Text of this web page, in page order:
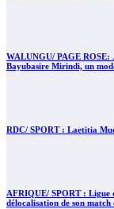
WALUNGU/ PAGE ROSE:
Bayubasire Mirindi, un
RDC/ SPORT : Laetitia
AFRIQUE/ SPORT : Ligue
délocalisation de son